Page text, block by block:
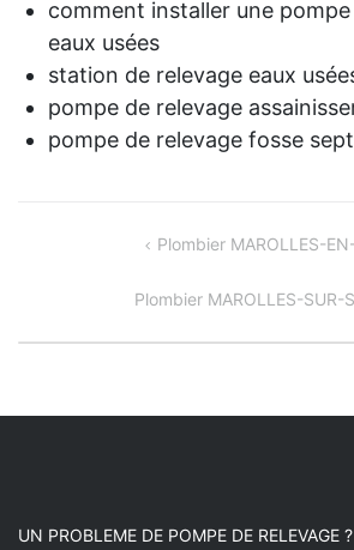
comment installer une
eaux usées
station de relevage eaux
pompe de relevage
pompe de relevage fosse
NAVIGATIONPlombier MAROLLES-
Plombier MAROLLES-SUR-
UN PROBLEME DE POMPE DE RELEVAGE ?